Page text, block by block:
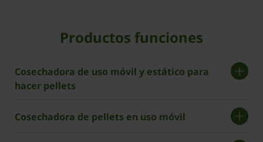
Productos funciones
Cosechadora de uso móvil y estático para
hacer pellets
Cosechadora de pellets en uso móvil